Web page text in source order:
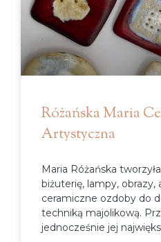
Różańska Maria
Artystyczna
Maria Różańska
biżuterię, lampy, obrazy,
ceramiczne ozdoby do
techniką majolikową.
jednocześnie jej